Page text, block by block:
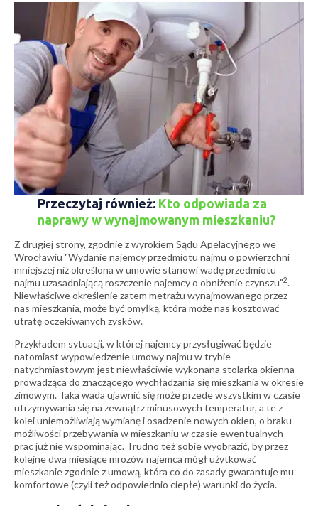
Przeczytaj również: Kto odpowiada za
naprawy w wynajmowanym mieszkaniu?
Z drugiej strony, zgodnie z wyrokiem Sądu Apelacyjnego we
Wrocławiu "Wydanie najemcy przedmiotu najmu o powierzchni
mniejszej niż określona w umowie stanowi wadę przedmiotu
najmu uzasadniającą roszczenie najemcy o obniżenie czynszu"2.
Niewłaściwe określenie zatem metrażu wynajmowanego przez
nas mieszkania, może być omyłką, która może nas kosztować
utratę oczekiwanych zysków.
Przykładem sytuacji, w której najemcy przysługiwać będzie
natomiast wypowiedzenie umowy najmu w trybie
natychmiastowym jest niewłaściwie wykonana stolarka okienna
prowadząca do znaczącego wychładzania się mieszkania w okresie
zimowym. Taka wada ujawnić się może przede wszystkim w czasie
utrzymywania się na zewnątrz minusowych temperatur, a te z
kolei uniemożliwiają wymianę i osadzenie nowych okien, o braku
możliwości przebywania w mieszkaniu w czasie ewentualnych
prac już nie wspominając. Trudno też sobie wyobrazić, by przez
kolejne dwa miesiące mrozów najemca mógł użytkować
mieszkanie zgodnie z umową, która co do zasady gwarantuje mu
komfortowe (czyli też odpowiednio ciepłe) warunki do życia.